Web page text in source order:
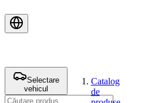
Selectare
vehicul
Catalog
de